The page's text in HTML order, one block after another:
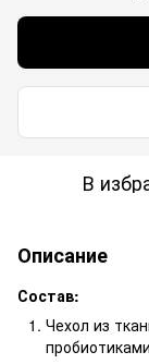
В
Описание
Состав:
Чехол из